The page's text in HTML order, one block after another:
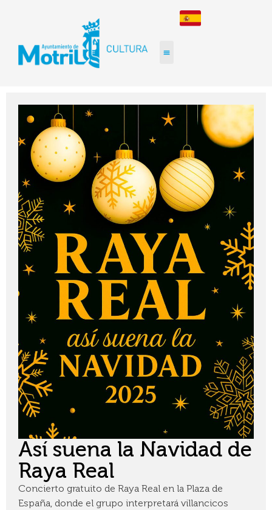
Así suena la Navidad de
Raya Real
Concierto gratuito de Raya Real en la Plaza de
España, donde el grupo interpretará villancicos